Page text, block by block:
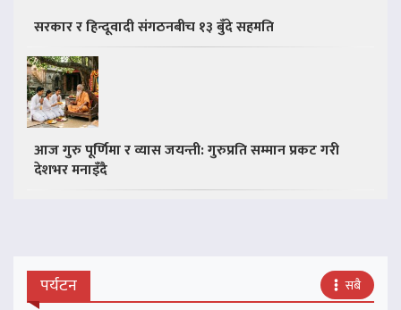
सरकार र हिन्दूवादी संगठनबीच १३ बुँदे सहमति
आज गुरु पूर्णिमा र व्यास जयन्ती: गुरुप्रति सम्मान प्रकट गरी
देशभर मनाइँदै
पर्यटन सबै